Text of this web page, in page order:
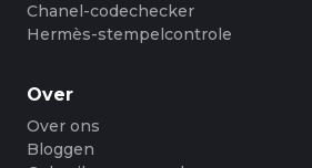
Chanel-codechecker
Hermès-stempelcontrole
Over
Over ons
Bloggen